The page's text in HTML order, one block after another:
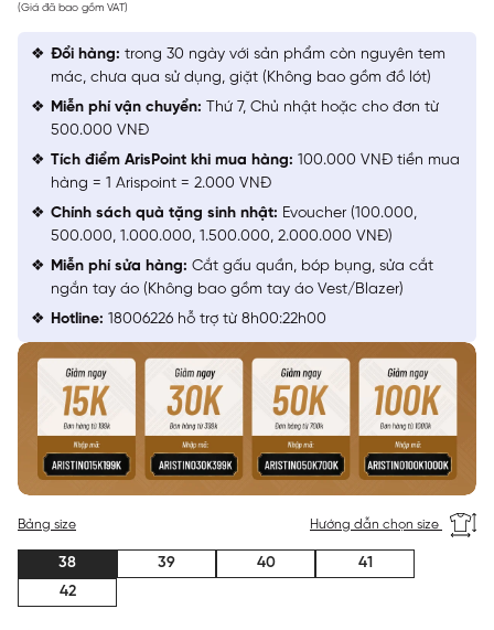
(Giá đã bao gồm VAT)
Bảng size Hướng dẫn chọn size
38 39 40
41
42
Đổi hàng: trong 30 ngày với sản phẩm còn nguyên tem
mác, chưa qua sử dụng, giặt (Không bao gồm đồ lót)
Miễn phí vận chuyển: Thứ 7, Chủ nhật hoặc cho đơn từ
500.000 VNĐ
Tích điểm ArisPoint khi mua hàng: 100.000 VNĐ tiền mua
hàng = 1 Arispoint = 2.000 VNĐ
Chính sách quà tặng sinh nhật: Evoucher (100.000,
500.000, 1.000.000, 1.500.000, 2.000.000 VNĐ)
Miễn phí sửa hàng: Cắt gấu quần, bóp bụng, sửa cắt
ngắn tay áo (Không bao gồm tay áo Vest/Blazer)
Hotline: 18006226 hỗ trợ từ 8h00:22h00